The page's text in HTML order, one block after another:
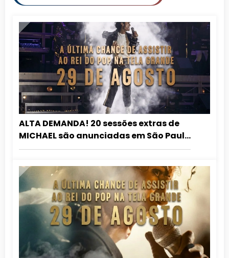
ALTA DEMANDA! 20 sessões extras de
MICHAEL são anunciadas em São Paulo
e mais cidades entram no circuito